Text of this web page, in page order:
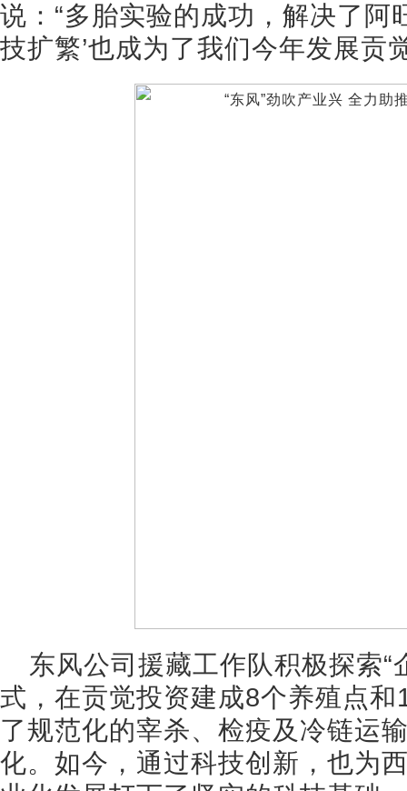
说：“多胎实验的成功，解决了阿
技扩繁’也成为了我们今年发展贡
东风公司援藏工作队积极探索“
式，在贡觉投资建成8个养殖点
了规范化的宰杀、检疫及冷链运
化。如今，通过科技创新，也为